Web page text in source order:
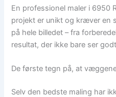
En professionel maler i 6950
projekt er unikt og kræver en
på hele billedet – fra
resultat, der ikke bare ser
De første tegn på, at
Selv den bedste maling har